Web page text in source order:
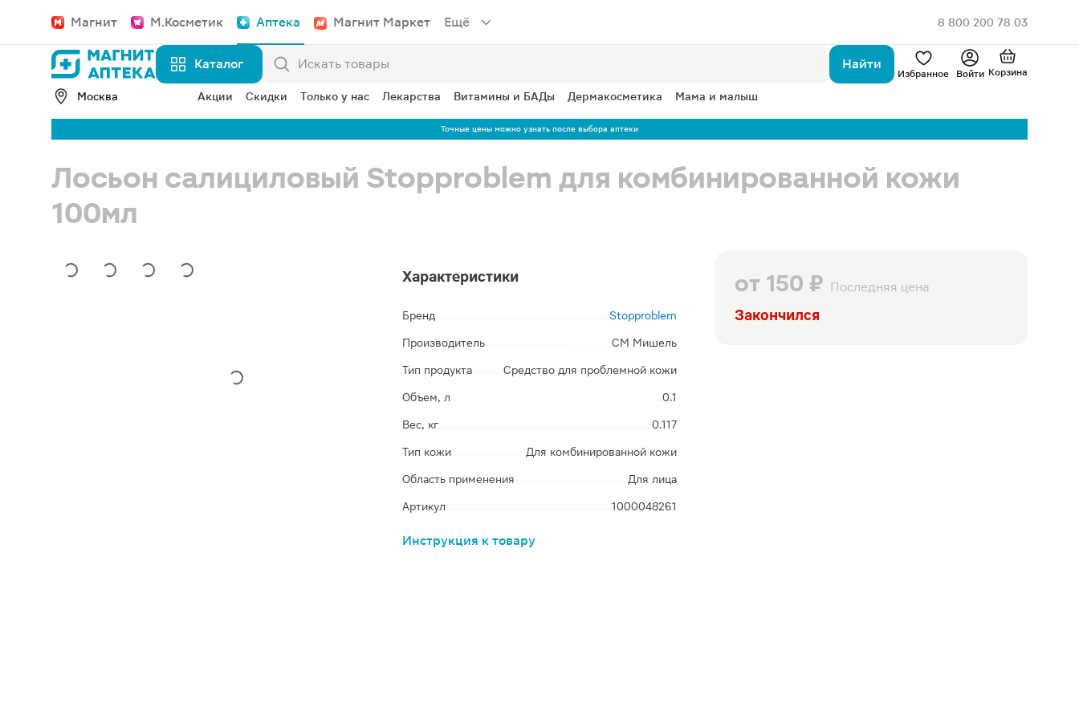
Магнит М.Косметик Аптека Магнит Маркет Ещё 8 800 200 78 03
Каталог Найти
Избранное Войти Корзина
Москва Акции Скидки Только у нас Лекарства Витамины и БАДы Дермакосметика Мама и малыш
Точные цены можно узнать после выбора аптеки
Лосьон салициловый Stopproblem для комбинированной кожи
100мл
от 150 ₽ Последняя цена
Закончился
Характеристики
Бренд Stopproblem
Производитель СМ Мишель
Тип продукта Средство для проблемной кожи
Объем, л 0.1
Вес, кг 0.117
Тип кожи Для комбинированной кожи
Область применения Для лица
Артикул 1000048261
Инструкция к товару